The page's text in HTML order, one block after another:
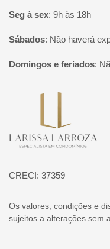
Seg à sex: 9h às 18h
Sábados: Não haverá
Domingos e feriados:
CRECI: 37359
Os valores, condições e
sujeitos a alterações sem